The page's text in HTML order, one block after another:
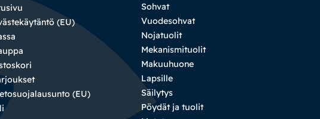
(EU)
(EU)
Sohvat
Vuodesohvat
Nojatuolit
Mekanismituolit
Makuuhuone
Lapsille
Säilytys
Pöydät ja tuolit